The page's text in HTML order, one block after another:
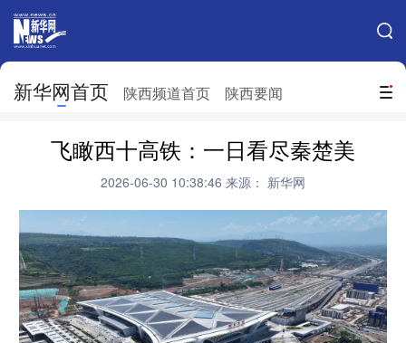
搜索
新华网首页 陕西频道首页 陕西要闻
网站地图
北京 天津 河北 山西
浙江 安徽 福建 江西
山东 河南 湖北 湖南
广东 广西 海南 重庆
飞瞰西十高铁：一日看尽秦楚美
2026-06-30 10:38:46 来源： 新华网